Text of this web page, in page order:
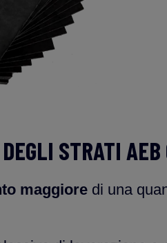
STRATI
maggiore di una